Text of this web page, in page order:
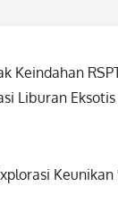
Keindahan
Liburan